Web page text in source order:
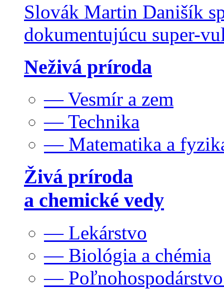
Slovák Martin Danišík
dokumentujúcu super-
Neživá príroda
— Vesmír a zem
— Technika
— Matematika a
Živá príroda
a chemické vedy
— Lekárstvo
— Biológia a chémia
—